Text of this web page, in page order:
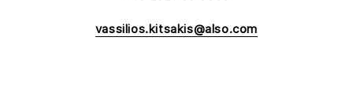
vassilios.kitsakis@also.com